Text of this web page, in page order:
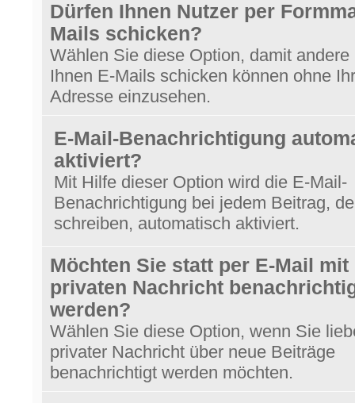
Dürfen Ihnen Nutzer per
Mails schicken?
Wählen Sie diese Option, damit andere
Ihnen E-Mails schicken können ohne
Adresse einzusehen.
E-Mail-Benachrichtigung
aktiviert?
Mit Hilfe dieser Option wird die E-Mail-
Benachrichtigung bei jedem Beitrag,
schreiben, automatisch aktiviert.
Möchten Sie statt per E-Mail mit
privaten Nachricht
werden?
Wählen Sie diese Option, wenn Sie
privater Nachricht über neue Beiträge
benachrichtigt werden möchten.